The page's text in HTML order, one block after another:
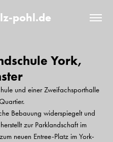
pohl.de
York,
und einer Zweifachsporthalle
Bebauung widerspiegelt und
zur Parklandschaft im
neuen Entree-Platz im York-